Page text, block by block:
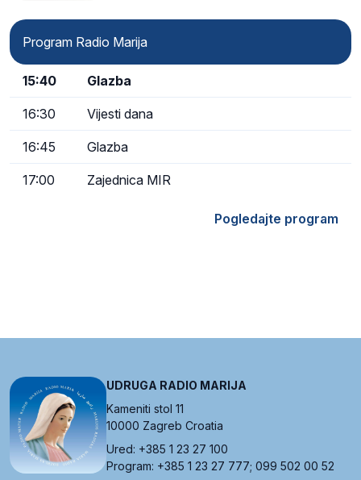
Program Radio Marija
15:40 Glazba
16:30 Vijesti dana
16:45 Glazba
17:00 Zajednica MIR
Pogledajte program
UDRUGA RADIO MARIJA
Kameniti stol 11
10000 Zagreb Croatia
Ured: +385 1 23 27 100
Program: +385 1 23 27 777; 099 502 00 52